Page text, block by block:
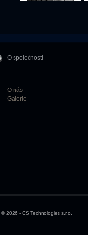
O společnosti
O nás
Galerie
© 2026 - CS Technologies s.r.o.